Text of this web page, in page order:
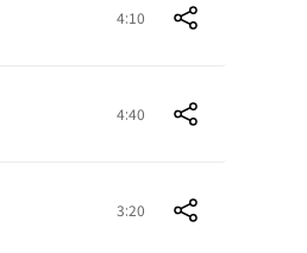
4:10
4:40
3:20